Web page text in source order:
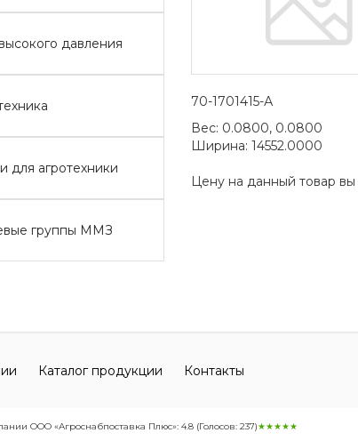
давления
для агротехники
группы ММЗ
70-1701415-А
Вес: 0.0800, 0.0800
Ширина: 14552.0000
Цену на данный товар вы
Каталог продукции Контакты
ООО «Агроснабпоставка Плюс»: 4.8 (Голосов: 237)★★★★★